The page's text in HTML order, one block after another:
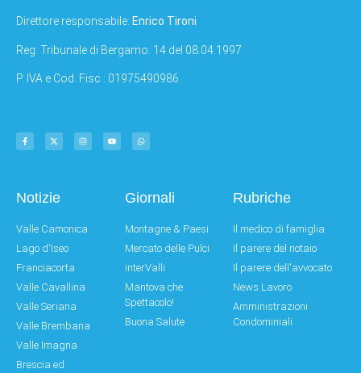
Direttore responsabile: Enrico Tironi
Reg: Tribunale di Bergamo: 14 del 08.04.1997
P. IVA e Cod. Fisc.: 01975490986
Notizie
Valle Camonica
Lago d'Iseo
Franciacorta
Valle Cavallina
Valle Seriana
Valle Brembana
Valle Imagna
Brescia ed
Giornali
Montagne & Paesi
Mercato delle Pulci
interValli
Mantova che
Spettacolo!
Buona Salute
Rubriche
Il medico di famiglia
Il parere del notaio
Il parere dell'avvocato
News Lavoro
Amministrazioni
Condominiali